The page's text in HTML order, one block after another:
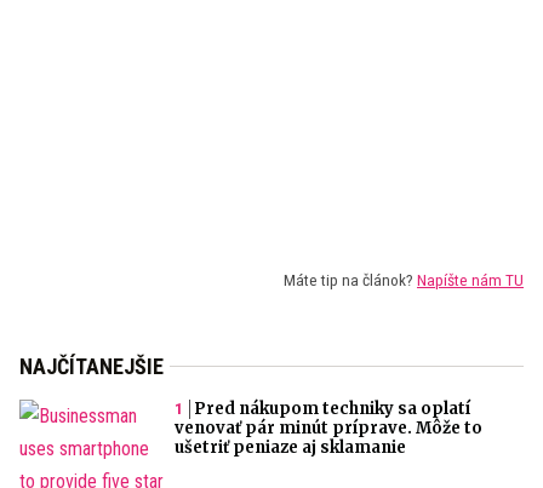
Máte tip na článok? Napíšte nám TU
NAJČÍTANEJŠIE
Pred nákupom techniky sa oplatí
venovať pár minút príprave. Môže to
ušetriť peniaze aj sklamanie